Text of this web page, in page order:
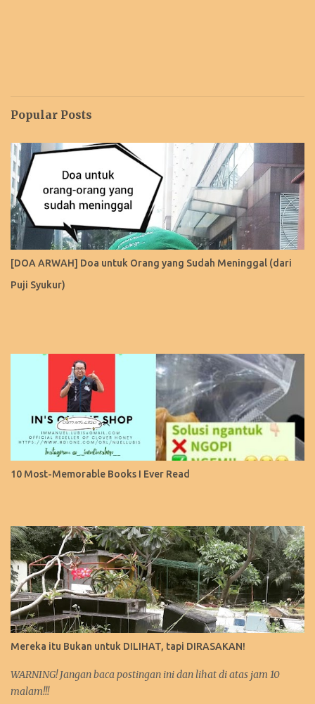
Popular Posts
[DOA ARWAH] Doa untuk Orang yang Sudah Meninggal (dari
Puji Syukur)
10 Most-Memorable Books I Ever Read
Mereka itu Bukan untuk DILIHAT, tapi DIRASAKAN!
WARNING! Jangan baca postingan ini dan lihat di atas jam 10
malam!!!